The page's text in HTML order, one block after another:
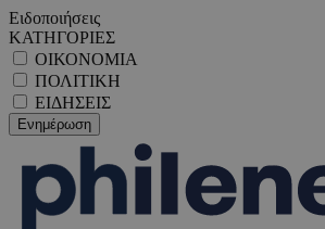
Ειδοποιήσεις
ΚΑΤΗΓΟΡΙΕΣ
ΟΙΚΟΝΟΜΙΑ
ΠΟΛΙΤΙΚΗ
ΕΙΔΗΣΕΙΣ